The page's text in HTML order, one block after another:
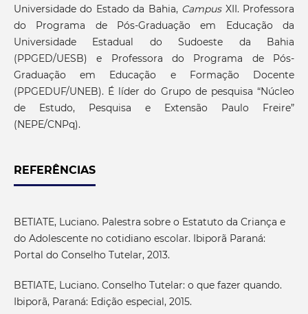
Universidade do Estado da Bahia, Campus XII. Professora
do Programa de Pós-Graduação em Educação da
Universidade Estadual do Sudoeste da Bahia
(PPGED/UESB) e Professora do Programa de Pós-
Graduação em Educação e Formação Docente
(PPGEDUF/UNEB). É líder do Grupo de pesquisa “Núcleo
de Estudo, Pesquisa e Extensão Paulo Freire”
(NEPE/CNPq).
REFERÊNCIAS
BETIATE, Luciano. Palestra sobre o Estatuto da Criança e
do Adolescente no cotidiano escolar. Ibiporã Paraná:
Portal do Conselho Tutelar, 2013.
BETIATE, Luciano. Conselho Tutelar: o que fazer quando.
Ibiporã, Paraná: Edição especial, 2015.